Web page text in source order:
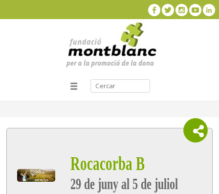
Rocacorba B
29 de juny al 5 de juliol